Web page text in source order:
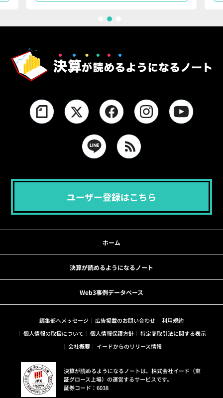
ユーザー登録はこちら
ホーム
決算が読めるようになるノート
Web3事例データベース
編集部へメッセージ 広告掲載のお問い合わせ
利用規約
個人情報の取扱について
個人情報保護方針
特定商取引法に関する表示
会社概要
イードからのリリース情報
決算が読めるようになるノートは、株式会社イード（東
証グロース上場）の運営するサービスです。
証券コード：6038